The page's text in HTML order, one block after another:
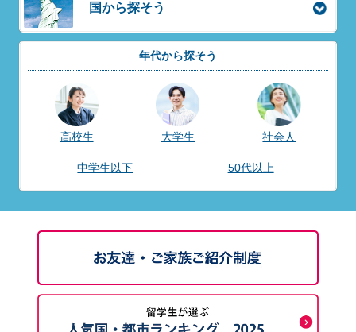
国から探そう
年代から探そう
高校生 大学生 社会人
中学生以下 50代以上